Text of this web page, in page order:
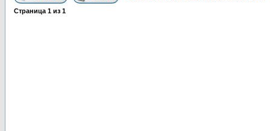
Страница 1 из 1